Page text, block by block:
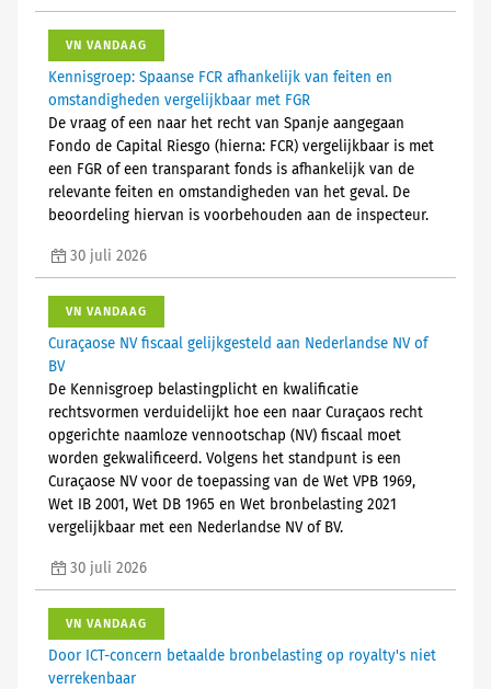
VN VANDAAG
Kennisgroep: Spaanse FCR afhankelijk van feiten en
omstandigheden vergelijkbaar met FGR
De vraag of een naar het recht van Spanje aangegaan
Fondo de Capital Riesgo (hierna: FCR) vergelijkbaar is met
een FGR of een transparant fonds is afhankelijk van de
relevante feiten en omstandigheden van het geval. De
beoordeling hiervan is voorbehouden aan de inspecteur.
30 juli 2026
VN VANDAAG
Curaçaose NV fiscaal gelijkgesteld aan Nederlandse NV of
BV
De Kennisgroep belastingplicht en kwalificatie
rechtsvormen verduidelijkt hoe een naar Curaçaos recht
opgerichte naamloze vennootschap (NV) fiscaal moet
worden gekwalificeerd. Volgens het standpunt is een
Curaçaose NV voor de toepassing van de Wet VPB 1969,
Wet IB 2001, Wet DB 1965 en Wet bronbelasting 2021
vergelijkbaar met een Nederlandse NV of BV.
30 juli 2026
VN VANDAAG
Door ICT-concern betaalde bronbelasting op royalty's niet
verrekenbaar